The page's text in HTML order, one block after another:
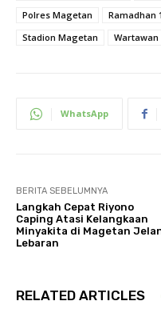
Polres Magetan
Ramadhan
Stadion Magetan
WhatsApp
BERITA SEBELUMNYA
Langkah Cepat Riyono
Caping Atasi Kelangkaan
Minyakita di Magetan
Lebaran
RELATED ARTICLES